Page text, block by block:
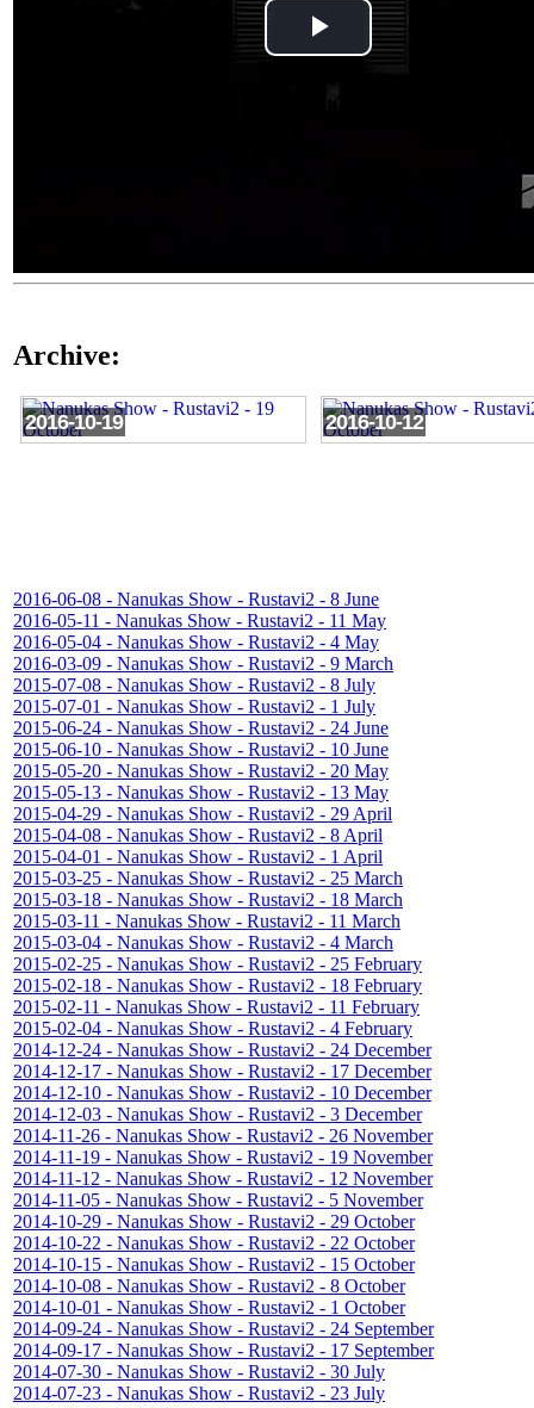
Play
Archive:
2016-10-19 2016-10-12
2016-06-08 - Nanukas Show - Rustavi2 - 8 June
2016-05-11 - Nanukas Show - Rustavi2 - 11 May
2016-05-04 - Nanukas Show - Rustavi2 - 4 May
2016-03-09 - Nanukas Show - Rustavi2 - 9 March
2015-07-08 - Nanukas Show - Rustavi2 - 8 July
2015-07-01 - Nanukas Show - Rustavi2 - 1 July
2015-06-24 - Nanukas Show - Rustavi2 - 24 June
2015-06-10 - Nanukas Show - Rustavi2 - 10 June
2015-05-20 - Nanukas Show - Rustavi2 - 20 May
2015-05-13 - Nanukas Show - Rustavi2 - 13 May
2015-04-29 - Nanukas Show - Rustavi2 - 29 April
2015-04-08 - Nanukas Show - Rustavi2 - 8 April
2015-04-01 - Nanukas Show - Rustavi2 - 1 April
2015-03-25 - Nanukas Show - Rustavi2 - 25 March
2015-03-18 - Nanukas Show - Rustavi2 - 18 March
2015-03-11 - Nanukas Show - Rustavi2 - 11 March
2015-03-04 - Nanukas Show - Rustavi2 - 4 March
2015-02-25 - Nanukas Show - Rustavi2 - 25 February
2015-02-18 - Nanukas Show - Rustavi2 - 18 February
2015-02-11 - Nanukas Show - Rustavi2 - 11 February
2015-02-04 - Nanukas Show - Rustavi2 - 4 February
2014-12-24 - Nanukas Show - Rustavi2 - 24 December
2014-12-17 - Nanukas Show - Rustavi2 - 17 December
2014-12-10 - Nanukas Show - Rustavi2 - 10 December
2014-12-03 - Nanukas Show - Rustavi2 - 3 December
2014-11-26 - Nanukas Show - Rustavi2 - 26 November
2014-11-19 - Nanukas Show - Rustavi2 - 19 November
2014-11-12 - Nanukas Show - Rustavi2 - 12 November
2014-11-05 - Nanukas Show - Rustavi2 - 5 November
2014-10-29 - Nanukas Show - Rustavi2 - 29 October
2014-10-22 - Nanukas Show - Rustavi2 - 22 October
2014-10-15 - Nanukas Show - Rustavi2 - 15 October
2014-10-08 - Nanukas Show - Rustavi2 - 8 October
2014-10-01 - Nanukas Show - Rustavi2 - 1 October
2014-09-24 - Nanukas Show - Rustavi2 - 24 September
2014-09-17 - Nanukas Show - Rustavi2 - 17 September
2014-07-30 - Nanukas Show - Rustavi2 - 30 July
2014-07-23 - Nanukas Show - Rustavi2 - 23 July